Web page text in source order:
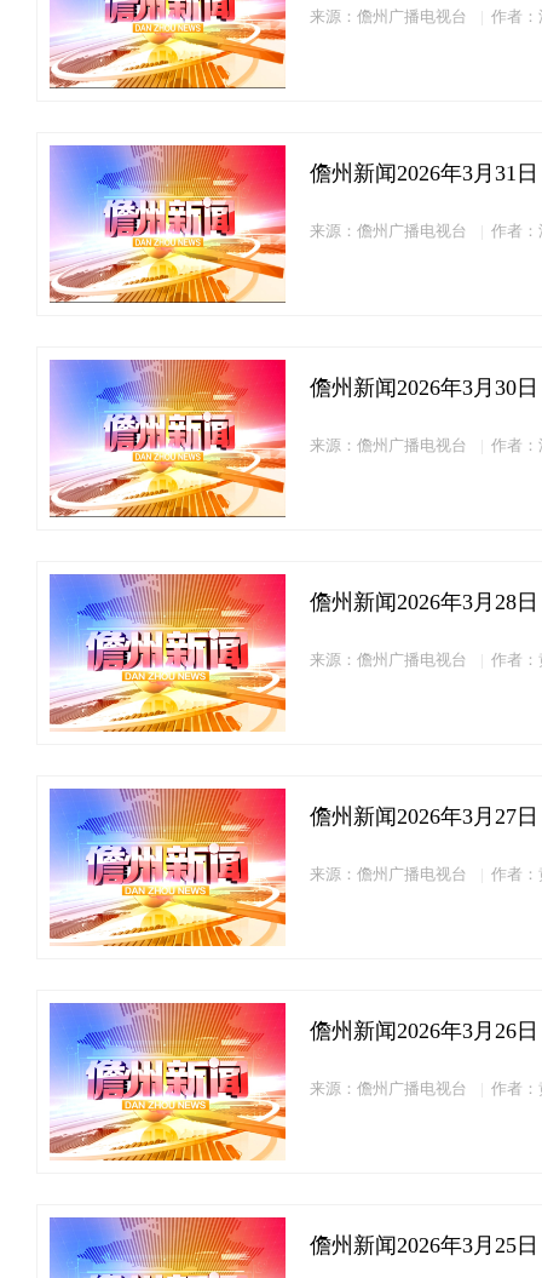
来源：儋州广播电视台 作者：
儋州新闻2026年3月31日
来源：儋州广播电视台 作者：
儋州新闻2026年3月30日
来源：儋州广播电视台 作者：
儋州新闻2026年3月28日
来源：儋州广播电视台 作者：
儋州新闻2026年3月27日
来源：儋州广播电视台 作者：
儋州新闻2026年3月26日
来源：儋州广播电视台 作者：
儋州新闻2026年3月25日